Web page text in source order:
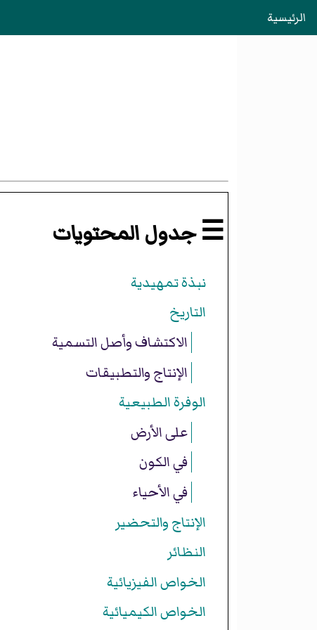
الرئيسية
☰ جدول المحتويات
نبذة تمهيدية
التاريخ
الاكتشاف وأصل التسمية
الإنتاج والتطبيقات
الوفرة الطبيعية
على الأرض
في الكون
في الأحياء
الإنتاج والتحضير
النظائر
الخواص الفيزيائية
الخواص الكيميائية